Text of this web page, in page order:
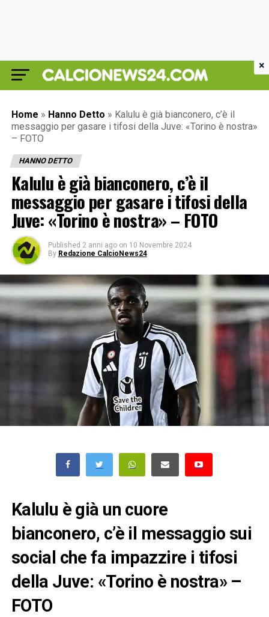
Home » Hanno Detto » Kalulu è già bianconero, c’è il
messaggio per gasare i tifosi della Juve: «Torino è nostra»
– FOTO
HANNO DETTO
Kalulu è già bianconero, c’è il
messaggio per gasare i tifosi della
Juve: «Torino è nostra» – FOTO
Published 2 anni ago on 10 Novembre 2024
By Redazione CalcioNews24
Kalulu è già un cuore
bianconero, c’è il messaggio sui
social che fa impazzire i tifosi
della Juve: «Torino è nostra» –
FOTO
×